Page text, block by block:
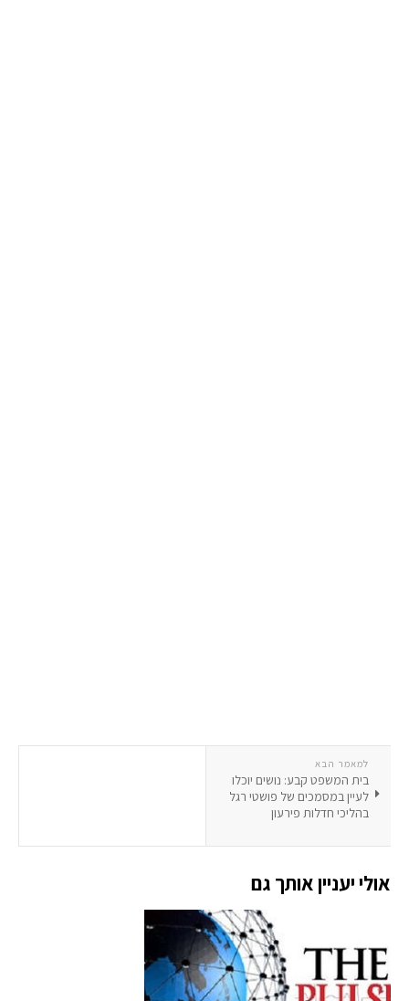
למאמר הבא
בית המשפט קבע: נושים יוכלו
לעיין במסמכים של פושטי רגל
בהליכי חדלות פירעון
אולי יעניין אותך גם